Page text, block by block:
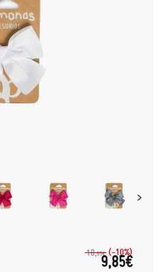
10,95€ (-10%)
9,85€